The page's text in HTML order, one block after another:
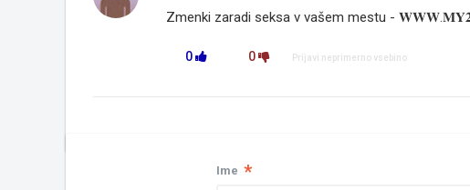
Zmenki zaradi seksa v vašem mestu -
0 0 Prijavi neprimerno vsebino
Ime *